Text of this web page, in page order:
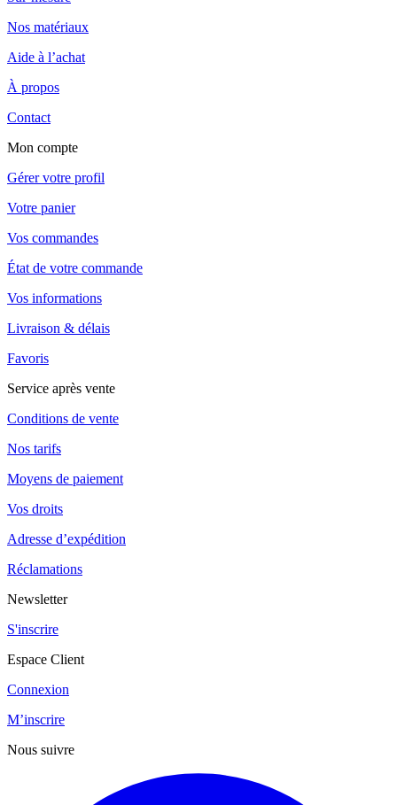
Nos matériaux
Aide à l’achat
À propos
Contact
Mon compte
Gérer votre profil
Votre panier
Vos commandes
État de votre commande
Vos informations
Livraison & délais
Favoris
Service après vente
Conditions de vente
Nos tarifs
Moyens de paiement
Vos droits
Adresse d’expédition
Réclamations
Newsletter
S'inscrire
Espace Client
Connexion
M’inscrire
Nous suivre